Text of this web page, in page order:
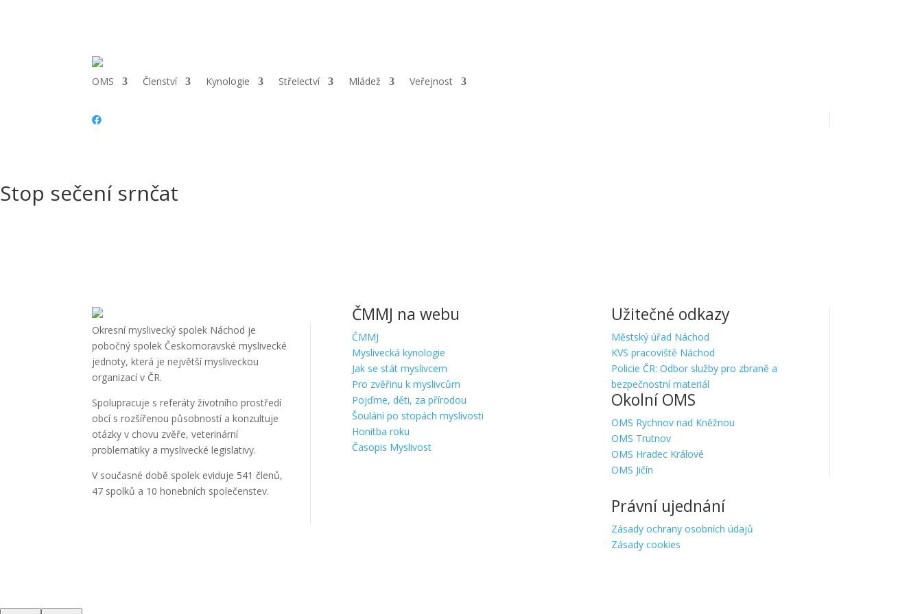
OMS Členství Kynologie Střelectví Mládež Veřejnost
Stop sečení srnčat
Okresní myslivecký spolek Náchod je
pobočný spolek Českomoravské myslivecké
jednoty, která je největší mysliveckou
organizací v ČR.
Spolupracuje s referáty životního prostředí
obcí s rozšířenou působností a konzultuje
otázky v chovu zvěře, veterinární
problematiky a myslivecké legislativy.
V současné době spolek eviduje 541 členů,
47 spolků a 10 honebních společenstev.
ČMMJ na webu
ČMMJ
Myslivecká kynologie
Jak se stát myslivcem
Pro zvěřinu k myslivcům
Pojďme, děti, za přírodou
Šoulání po stopách myslivosti
Honitba roku
Časopis Myslivost
Užitečné odkazy
Městský úřad Náchod
KVS pracoviště Náchod
Policie ČR: Odbor služby pro zbraně a
bezpečnostní materiál
Okolní OMS
OMS Rychnov nad Kněžnou
OMS Trutnov
OMS Hradec Králové
OMS Jičín
Právní ujednání
Zásady ochrany osobních údajů
Zásady cookies